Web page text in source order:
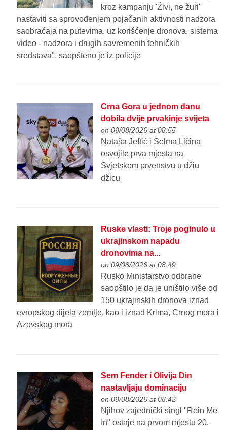
kroz kampanju 'Živi, ne žuri'
nastaviti sa sprovođenjem pojačanih aktivnosti nadzora
saobraćaja na putevima, uz korišćenje dronova, sistema
video - nadzora i drugih savremenih tehničkih
sredstava", saopšteno je iz policije
Crna Gora u jednom danu
dobila dvije prvakinje svijeta
on 09/08/2026 at 08:55
Nataša Jeftić i Selma Ličina
osvojile prva mjesta na
Svjetskom prvenstvu u džiu
džicu
Ruske vlasti: Troje poginulo u
ukrajinskom napadu
dronovima na...
on 09/08/2026 at 08:49
Rusko Ministarstvo odbrane
saopštilo je da je uništilo više od
150 ukrajinskih dronova iznad
evropskog dijela zemlje, kao i iznad Krima, Crnog mora i
Azovskog mora
Sem Fender i Olivija Din
nastavljaju dominaciju
on 09/08/2026 at 08:42
Njihov zajednički singl "Rein Me
In" ostaje na prvom mjestu 20.